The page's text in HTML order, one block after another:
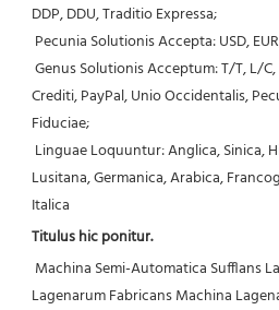
DDP, DDU, Traditio Expressa;
Pecunia Solutionis Accepta: USD,
Crediti, PayPal, Unio Occidentalis,
Fiduciae;
Lusitana, Germanica, Arabica,
Italica
Titulus hic ponitur.
Lagenarum Fabricans Machina